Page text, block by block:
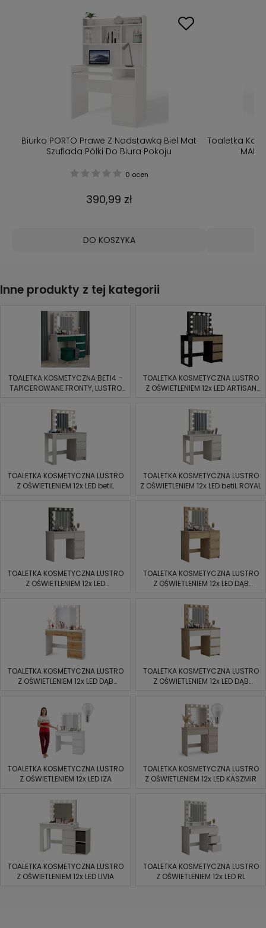
Biurko PORTO Prawe Z Nadstawką Biel Mat
Szuflada Półki Do Biura Pokoju
0 ocen
390,99 zł
DO KOSZYKA
Toaletka
Inne produkty z tej kategorii
TOALETKA KOSMETYCZNA BETI4 –
TAPICEROWANE FRONTY, LUSTRO
TOALETKA KOSMETYCZNA LUSTRO
Z OŚWIETLENIEM 12x LED ARTISAN
TOALETKA KOSMETYCZNA LUSTRO
Z OŚWIETLENIEM 12x LED betiL
TOALETKA KOSMETYCZNA LUSTRO
Z OŚWIETLENIEM 12x LED betiL ROYAL
TOALETKA KOSMETYCZNA LUSTRO
Z OŚWIETLENIEM 12x LED
TOALETKA KOSMETYCZNA LUSTRO
Z OŚWIETLENIEM 12x LED DĄB
TOALETKA KOSMETYCZNA LUSTRO
Z OŚWIETLENIEM 12x LED DĄB
TOALETKA KOSMETYCZNA LUSTRO
Z OŚWIETLENIEM 12x LED DĄB
TOALETKA KOSMETYCZNA LUSTRO
Z OŚWIETLENIEM 12x LED IZA
TOALETKA KOSMETYCZNA LUSTRO
Z OŚWIETLENIEM 12x LED KASZMIR
TOALETKA KOSMETYCZNA LUSTRO
Z OŚWIETLENIEM 12x LED LIVIA
TOALETKA KOSMETYCZNA LUSTRO
Z OŚWIETLENIEM 12x LED RL